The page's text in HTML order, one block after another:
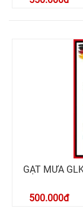
GẠT MƯA
500.000đ